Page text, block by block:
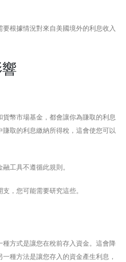
根據情況對來自美國境外的利息收入
幣市場基金，都會讓你為賺取的利息
取的利息繳納所得稅，這會使您可以
工具不遵循此規則。
，您可能需要研究這些。
方式是讓您在稅前存入資金。這會降
種方法是讓您存入的資金產生利息，